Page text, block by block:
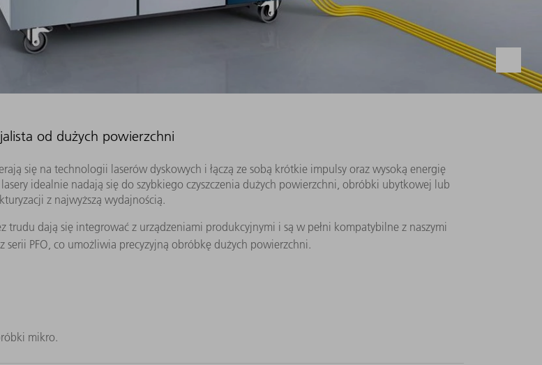
od dużych powierzchni
się na technologii laserów dyskowych i łączą ze sobą krótkie impulsy oraz wysoką energię
idealnie nadają się do szybkiego czyszczenia dużych powierzchni, obróbki ubytkowej lub
z najwyższą wydajnością.
trudu dają się integrować z urządzeniami produkcyjnymi i są w pełni kompatybilne z naszymi
serii PFO, co umożliwia precyzyjną obróbkę dużych powierzchni.
mikro.